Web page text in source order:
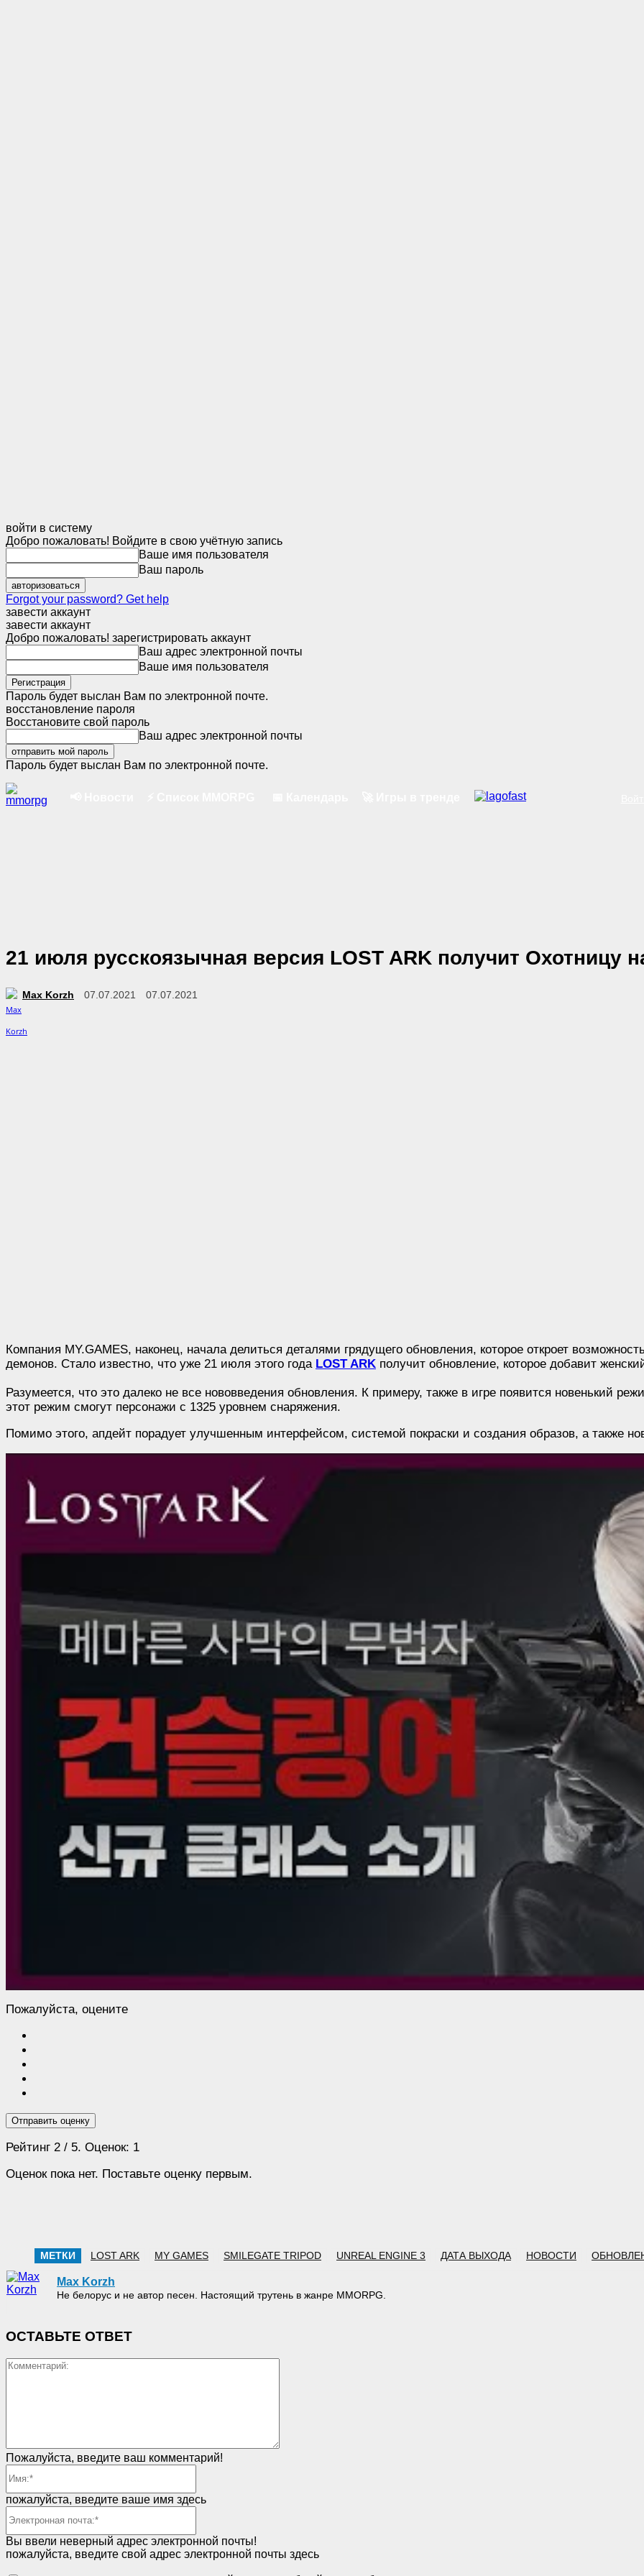
войти в систему
Добро пожаловать! Войдите в свою учётную запись
Ваше имя пользователя
Ваш пароль
Forgot your password? Get help
завести аккаунт
завести аккаунт
Добро пожаловать! зарегистрировать аккаунт
Ваш адрес электронной почты
Ваше имя пользователя
Пароль будет выслан Вам по электронной почте.
восстановление пароля
Восстановите свой пароль
Ваш адрес электронной почты
Пароль будет выслан Вам по электронной почте.
21 июля русскоязычная версия LOST ARK получит Охотницу
Max Korzh 07.07.2021 07.07.2021
Компания MY.GAMES, наконец, начала делиться деталями грядущего обновления, которое откроет
демонов. Стало известно, что уже 21 июля этого года LOST ARK получит обновление, которое добавит
Разумеется, что это далеко не все нововведения обновления. К примеру, также в игре появится новенький
этот режим смогут персонажи с 1325 уровнем снаряжения.
Помимо этого, апдейт порадует улучшенным интерфейсом, системой покраски и создания образов, а также
Пожалуйста, оцените
Отправить оценку
Рейтинг 2 / 5. Оценок: 1
Оценок пока нет. Поставьте оценку первым.
МЕТКИ LOST ARK MY GAMES SMILEGATE TRIPOD UNREAL ENGINE 3 ДАТА ВЫХОДА НОВОСТИ
Max Korzh
Не белорус и не автор песен. Настоящий трутень в жанре MMORPG.
ОСТАВЬТЕ ОТВЕТ
Пожалуйста, введите ваш комментарий!
пожалуйста, введите ваше имя здесь
Вы ввели неверный адрес электронной почты!
пожалуйста, введите свой адрес электронной почты здесь